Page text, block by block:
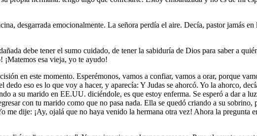
desgarrada emocionalmente. La señora perdía el aire. Decía, pastor jamás
debe tener el sumo cuidado, de tener la sabiduría de Dios para saber a
¡Matemos esa vieja, yo te ayudo!
en este momento. Esperémonos, vamos a confiar, vamos a orar, porque
eso es lo que voy a hacer, y aparecía: Y Judas se ahorcó. Yo la ahorco,
a su marido en EE.UU. diciéndole, es que estoy enferma. Se esperó a dar a
con tu marido como que no pasa nada. Ella se quedó criando a su sobrino,
dije: ¡Ay, ojalá que no haya venido la hermana otra vez! Ahora la pregunta